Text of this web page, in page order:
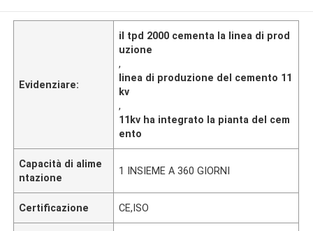
Evidenziare:
il tpd 2000 cementa la linea di prod
uzione
,
linea di produzione del cemento 11
kv
,
11kv ha integrato la pianta del cem
ento
Capacità di alime
ntazione
1 INSIEME A 360 GIORNI
Certificazione CE,ISO